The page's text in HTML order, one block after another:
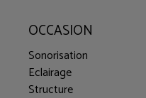
OCCASION
Sonorisation
Eclairage
Structure